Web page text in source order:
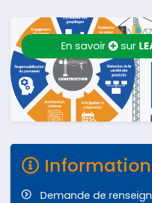
En savoir sur
Demande de